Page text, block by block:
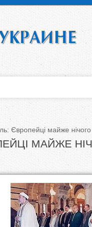
Європейці майже нічого
МАЙЖЕ